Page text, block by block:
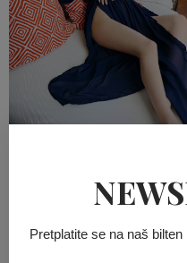
ODEĆA ZA PLAŽU
Pretplatite se na naš